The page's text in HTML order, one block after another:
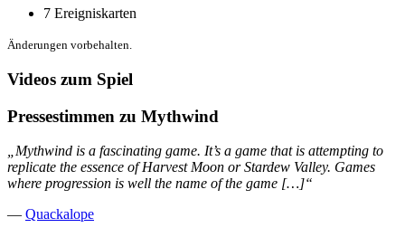
7 Ereigniskarten
Änderungen vorbehalten.
Videos zum Spiel
Pressestimmen zu Mythwind
„Mythwind is a fascinating game. It’s a game that is attempting to
replicate the essence of Harvest Moon or Stardew Valley. Games
where progression is well the name of the game […]“
— Quackalope